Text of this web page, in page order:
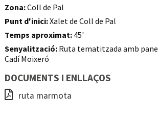
Zona:Coll de Pal
Punt d'inici:Xalet de Coll de Pal
Temps aproximat: 45'
Senyalització: Ruta tematitzada amb
Cadí Moixeró
DOCUMENTS I ENLLAÇOS
ruta marmota